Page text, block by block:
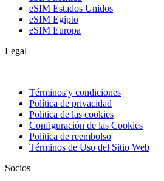
eSIM Estados Unidos
eSIM Egipto
eSIM Europa
Legal
Términos y condiciones
Política de privacidad
Politica de las cookies
Configuración de las Cookies
Politica de reembolso
Términos de Uso del Sitio Web
Socios